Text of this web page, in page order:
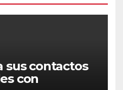
sus contactos
con